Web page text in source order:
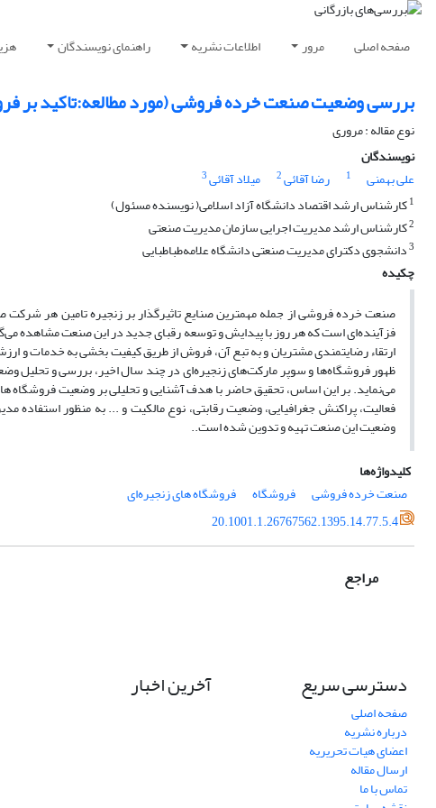
صفحه اصلی مرور اطلاعات نشریه راهنمای نویسندگان
بررسی وضعیت صنعت خرده فروشی (مورد مطالعه:تاکید بر
نوع مقاله : مروری
نویسندگان
علی بهمنی
1 رضا آقائی2 میلاد آقائی3
1کارشناس ارشد اقتصاد دانشگاه آزاد اسلامی( نویسنده مسئول)
2کارشناس ارشد مدیریت اجرایی سازمان مدیریت صنعتی
3دانشجوی دکترای مدیریت صنعتی دانشگاه علامه‌طباطبایی
چکیده
صنعت خرده فروشی از جمله مهمترین صنایع تاثیرگذار بر زنجیره تامین هر
فزآینده‌ای است که هر روز با پیدایش و توسعه رقبای جدید در این صنعت مشاهده
ارتقاء رضایتمندی مشتریان و به تبع آن، فروش از طریق کیفیت بخشی به خدمات و
ظهور فروشگاه‌ها و سوپر مار‌کت‌های زنجیره‌ای در چند سال اخیر، بررسی و تحلیل
می‌نماید. بر این اساس، تحقیق حاضر با هدف آشنایی و تحلیلی بر وضعیت فروشگاه
فعالیت، پراکنش جغرافیایی، وضعیت رقابتی، نوع مالکیت و ... به منظور
وضعیت این صنعت تهیه و تدوین شده است..
کلیدواژه‌ها
صنعت خرده فروشی
فروشگاه
فروشگاه های زنجیره‌ای
20.1001.1.26767562.1395.14.77.5.4
مراجع
دسترسی سریع
صفحه اصلی
درباره نشریه
اعضای هیات تحریریه
ارسال مقاله
تماس با ما
آخرین اخبار